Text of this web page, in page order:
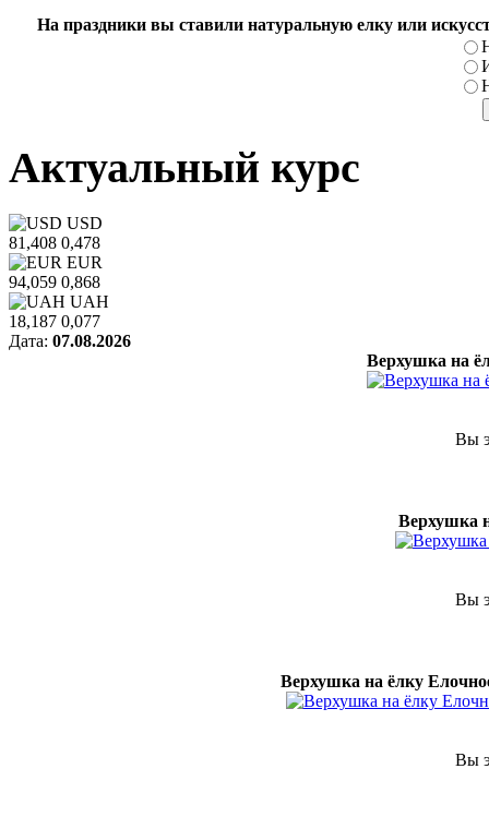
На праздники вы ставили натуральную елку или
Актуальный курс
USD
81,408 0,478
EUR
94,059 0,868
UAH
18,187 0,077
Дата: 07.08.2026
Верхушка на
Вы
Верхушка
Вы
Верхушка на ёлку
Вы